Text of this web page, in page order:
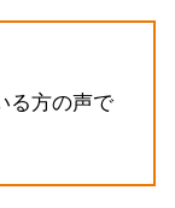
る方の声で